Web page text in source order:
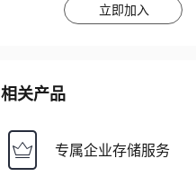
立即加入
相关产品
专属企业存储服务